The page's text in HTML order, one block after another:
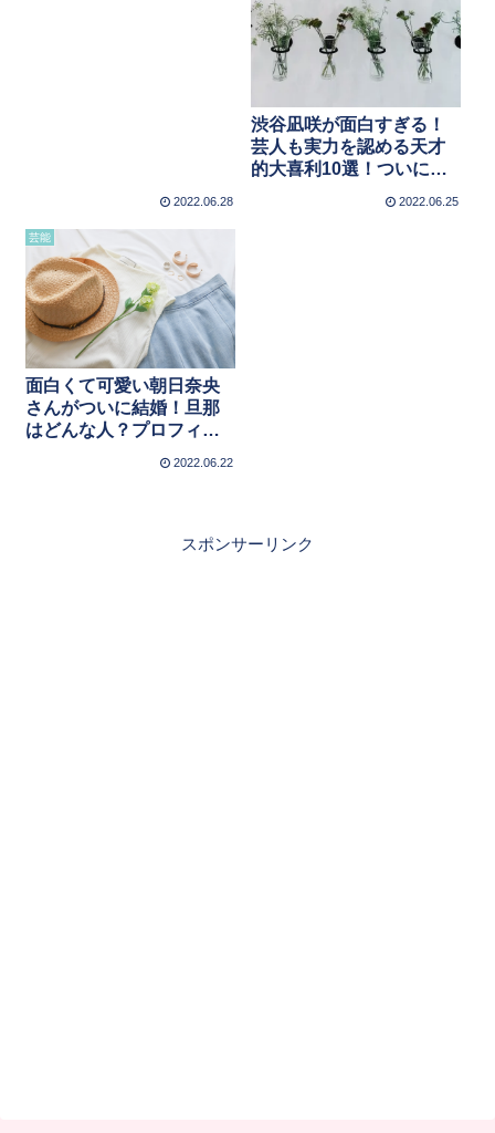
2022.06.28
渋谷凪咲が面白すぎる！
芸人も実力を認める天才
的大喜利10選！ついに
2022.06.25
芸能
面白くて可愛い朝日奈央
さんがついに結婚！旦那
はどんな人？プロフィー
2022.06.22
スポンサーリンク